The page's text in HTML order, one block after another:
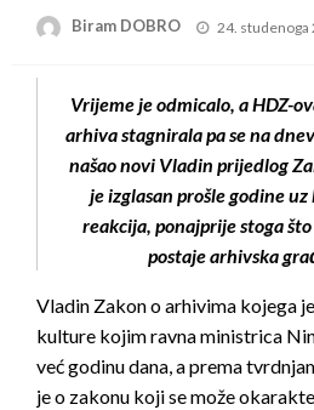
Biram DOBRO
Posted
24. studenoga
Vrijeme je odmicalo, a HDZ-
arhiva stagnirala pa se na
našao novi Vladin prijedlog
je izglasan prošle godine
reakcija, ponajprije stoga
postaje arhivska
Vladin Zakon o arhivima kojega
kulture kojim ravna ministrica
već godinu dana, a prema
je o zakonu koji se može